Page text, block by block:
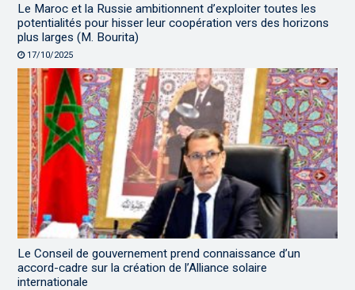
Le Maroc et la Russie ambitionnent d’exploiter toutes les
potentialités pour hisser leur coopération vers des horizons
plus larges (M. Bourita)
17/10/2025
Le Conseil de gouvernement prend connaissance d’un
accord-cadre sur la création de l’Alliance solaire
internationale